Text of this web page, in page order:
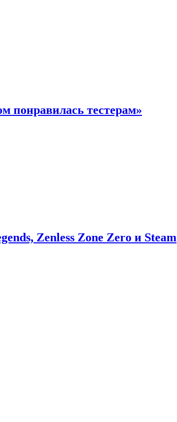
понравилась тестерам»
Zenless Zone Zero и Steam